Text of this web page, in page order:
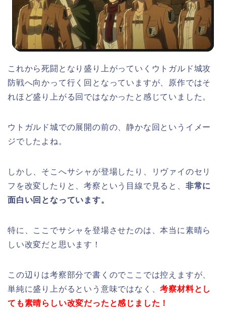
これから死闘となり盛り上がっていくウトガルド城攻
防戦へ向かって行く回となっていますが、原作ではそ
れほど盛り上がる回ではなかったと感じていました。
ウトガルド城での展開の前の、静かな回というイメー
ジでしたよね。
しかし、そこへサシャが登場したり、リヴァイのセリ
フを改変したりと、考察という目線で見ると、 非常に
面白い回となっています。
特に、ここでサシャを登場させたのは、本当に素晴ら
しい改変だと思います！
この辺りは考察部分で書くのでここでは控えますが、
単純に盛り上がるという意味ではなく、考察材料とし
ても素晴らしい改変だったと感じました！